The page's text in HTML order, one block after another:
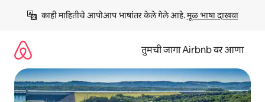
काही माहितीचे आपोआप भाषांतर केले गेले आहे. मूळ भाषा दाखवा
तुमची जागा Airbnb वर आणा